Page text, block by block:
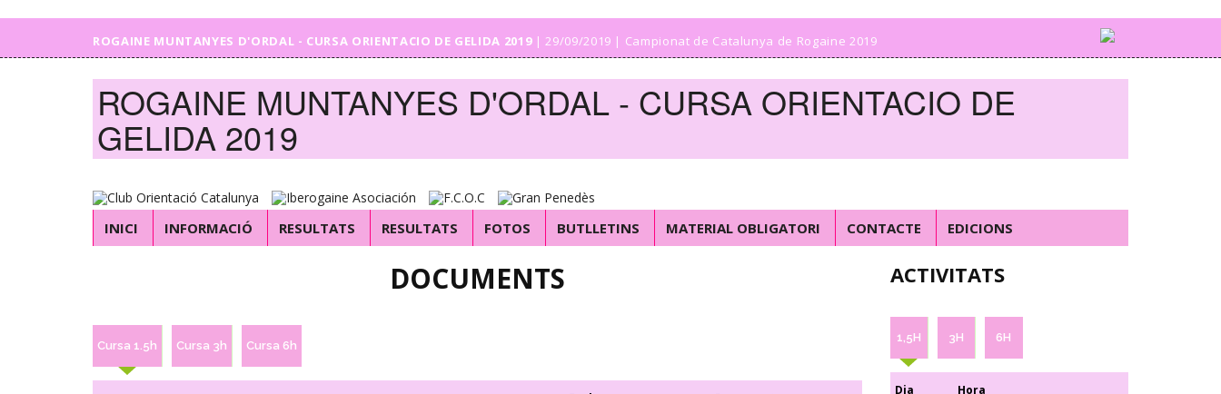
ROGAINE MUNTANYES D'ORDAL - CURSA ORIENTACIO DE GELIDA 2019| 29/09/2019 | Campionat de Catalunya de Rogaine 2019
ROGAINE MUNTANYES D'ORDAL - CURSA ORIENTACIO DE
GELIDA 2019
INICI INFORMACIÓ RESULTATS RESULTATS FOTOS BUTLLETINS MATERIAL OBLIGATORI CONTACTE EDICIONS
DOCUMENTS
Cursa 1.5h Cursa 3h Cursa 6h
ACTIVITATS
1,5H 3H 6H
Dia Hora